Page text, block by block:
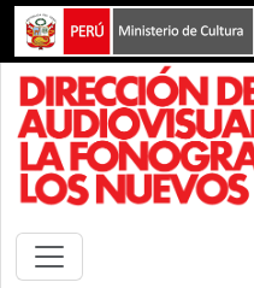
Pasar al contenido principal